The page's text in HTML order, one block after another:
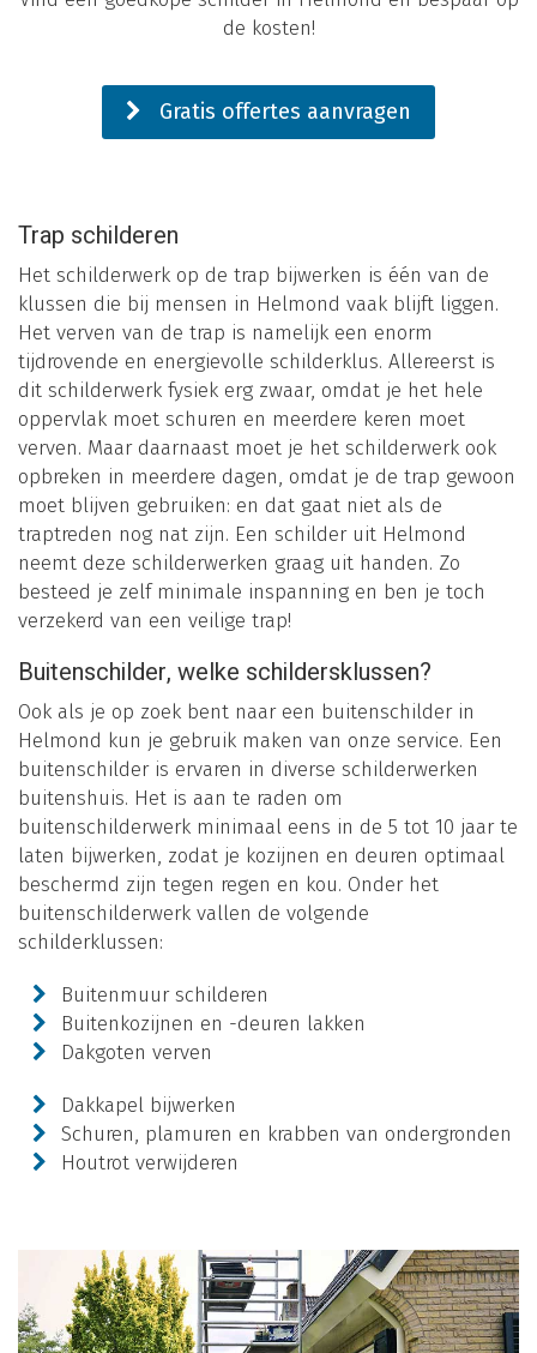
de kosten!
Gratis offertes aanvragen
Trap schilderen
Het schilderwerk op de trap bijwerken is één van de
klussen die bij mensen in Helmond vaak blijft liggen.
Het verven van de trap is namelijk een enorm
tijdrovende en energievolle schilderklus. Allereerst is
dit schilderwerk fysiek erg zwaar, omdat je het hele
oppervlak moet schuren en meerdere keren moet
verven. Maar daarnaast moet je het schilderwerk ook
opbreken in meerdere dagen, omdat je de trap gewoon
moet blijven gebruiken: en dat gaat niet als de
traptreden nog nat zijn. Een schilder uit Helmond
neemt deze schilderwerken graag uit handen. Zo
besteed je zelf minimale inspanning en ben je toch
verzekerd van een veilige trap!
Buitenschilder, welke schildersklussen?
Ook als je op zoek bent naar een buitenschilder in
Helmond kun je gebruik maken van onze service. Een
buitenschilder is ervaren in diverse schilderwerken
buitenshuis. Het is aan te raden om
buitenschilderwerk minimaal eens in de 5 tot 10 jaar te
laten bijwerken, zodat je kozijnen en deuren optimaal
beschermd zijn tegen regen en kou. Onder het
buitenschilderwerk vallen de volgende
schilderklussen:
Buitenmuur schilderen
Buitenkozijnen en -deuren lakken
Dakgoten verven
Dakkapel bijwerken
Schuren, plamuren en krabben van ondergronden
Houtrot verwijderen